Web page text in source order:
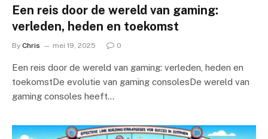
Een reis door de wereld van gaming:
verleden, heden en toekomst
By Chris mei 19, 2025 0
Een reis door de wereld van gaming: verleden, heden en
toekomstDe evolutie van gaming consolesDe wereld van
gaming consoles heeft…